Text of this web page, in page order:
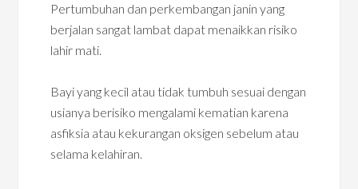
Pertumbuhan dan perkembangan janin yang
berjalan sangat lambat dapat menaikkan risiko
lahir mati.
Bayi yang kecil atau tidak tumbuh sesuai dengan
usianya berisiko mengalami kematian karena
asfiksia atau kekurangan oksigen sebelum atau
selama kelahiran.